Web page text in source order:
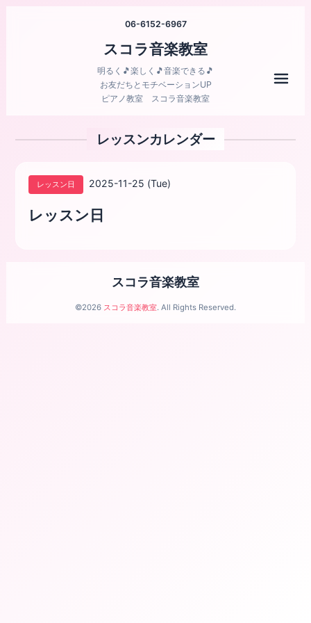
06-6152-6967
スコラ音楽教室
明るく🎵楽しく🎵音楽できる🎵
お友だちとモチベーションUP
ピアノ教室 スコラ音楽教室
レッスンカレンダー
レッスン日 2025-11-25 (Tue)
レッスン日
スコラ音楽教室
©2026 スコラ音楽教室. All Rights Reserved.